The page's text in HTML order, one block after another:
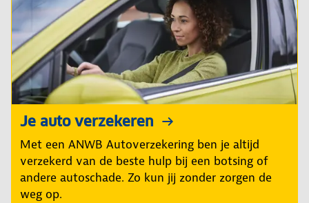
Je auto verzekeren
Met een ANWB Autoverzekering ben je altijd
verzekerd van de beste hulp bij een botsing of
andere autoschade. Zo kun jij zonder zorgen de
weg op.